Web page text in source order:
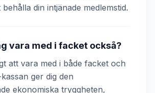
din intjänade medlemstid.
vara med i facket också?
att vara med i både facket och
ger dig den
ekonomiska tryggheten,